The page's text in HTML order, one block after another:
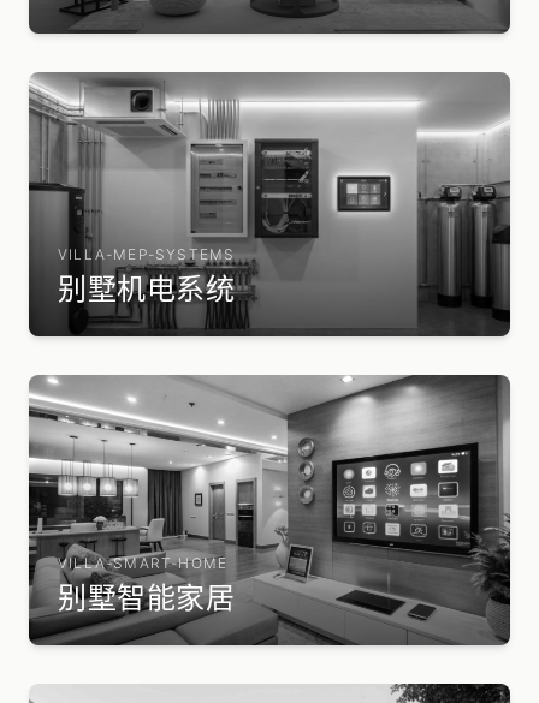
VILLA-MEP-SYSTEMS
别墅机电系统
VILLA-SMART-HOME
别墅智能家居